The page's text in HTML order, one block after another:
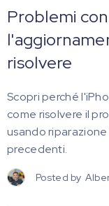
Problemi
risolvere
Scopri perché
come risolvere il
usando
precedenti.
Posted by